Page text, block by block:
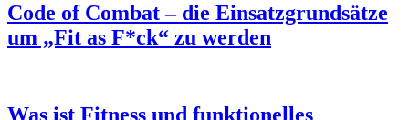
Code of Combat – die Einsatzgrundsätze
um „Fit as F*ck“ zu werden
Was ist Fitness und funktionelles